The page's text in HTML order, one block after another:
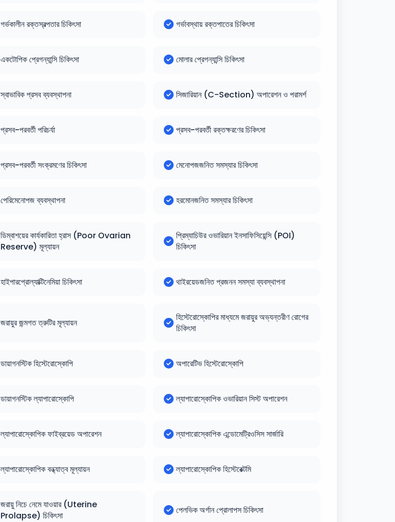
গর্ভকালীন রক্তস্বল্পতার চিকিৎসা গর্ভাবস্থায় রক্তপাতের চিকিৎসা
একটোপিক প্রেগন্যান্সি চিকিৎসা মোলার প্রেগন্যান্সি চিকিৎসা
স্বাভাবিক প্রসব ব্যবস্থাপনা সিজারিয়ান (C-Section) অপারেশন ও পরামর্শ
প্রসব-পরবর্তী পরিচর্যা প্রসব-পরবর্তী রক্তক্ষরণের চিকিৎসা
প্রসব-পরবর্তী সংক্রমণের চিকিৎসা মেনোপজজনিত সমস্যার চিকিৎসা
পেরিমেনোপজ ব্যবস্থাপনা হরমোনজনিত সমস্যার চিকিৎসা
ডিম্বাশয়ের কার্যকারিতা হ্রাস (Poor Ovarian
Reserve) মূল্যায়ন
প্রিম্যাচিউর ওভারিয়ান ইনসাফিসিয়েন্সি (POI)
চিকিৎসা
হাইপারপ্রোল্যাক্টিনেমিয়া চিকিৎসা থাইরয়েডজনিত প্রজনন সমস্যা ব্যবস্থাপনা
জরায়ুর জন্মগত ত্রুটির মূল্যায়ন
হিস্টেরোস্কোপির মাধ্যমে জরায়ুর অভ্যন্তরীণ রোগের
চিকিৎসা
ডায়াগনস্টিক হিস্টেরোস্কোপি অপারেটিভ হিস্টেরোস্কোপি
ডায়াগনস্টিক ল্যাপারোস্কোপি ল্যাপারোস্কোপিক ওভারিয়ান সিস্ট অপারেশন
ল্যাপারোস্কোপিক ফাইব্রয়েড অপারেশন ল্যাপারোস্কোপিক এন্ডোমেট্রিওসিস সার্জারি
ল্যাপারোস্কোপিক বন্ধ্যাত্ব মূল্যায়ন ল্যাপারোস্কোপিক হিস্টেরেক্টমি
জরায়ু নিচে নেমে যাওয়ার (Uterine
Prolapse) চিকিৎসা
পেলভিক অর্গান প্রোলাপস চিকিৎসা